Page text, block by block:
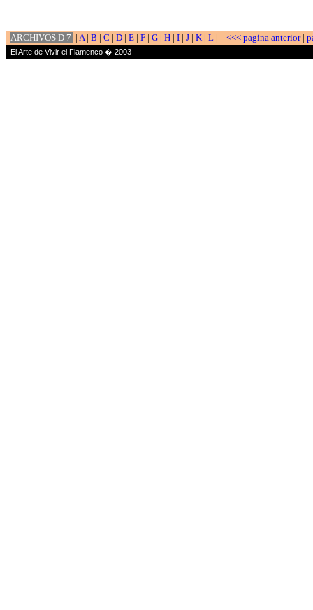
ARCHIVOS D 7 | A | B |C |D |E | F |G | H | I |J |K |L | <<< pagina anterior |
El Arte de Vivir el Flamenco � 2003